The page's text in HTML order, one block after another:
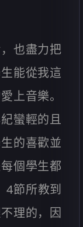
也盡力把
能從我這
上音樂。
蠻輕的且
的喜歡並
個學生都
4節所教到
理的，因